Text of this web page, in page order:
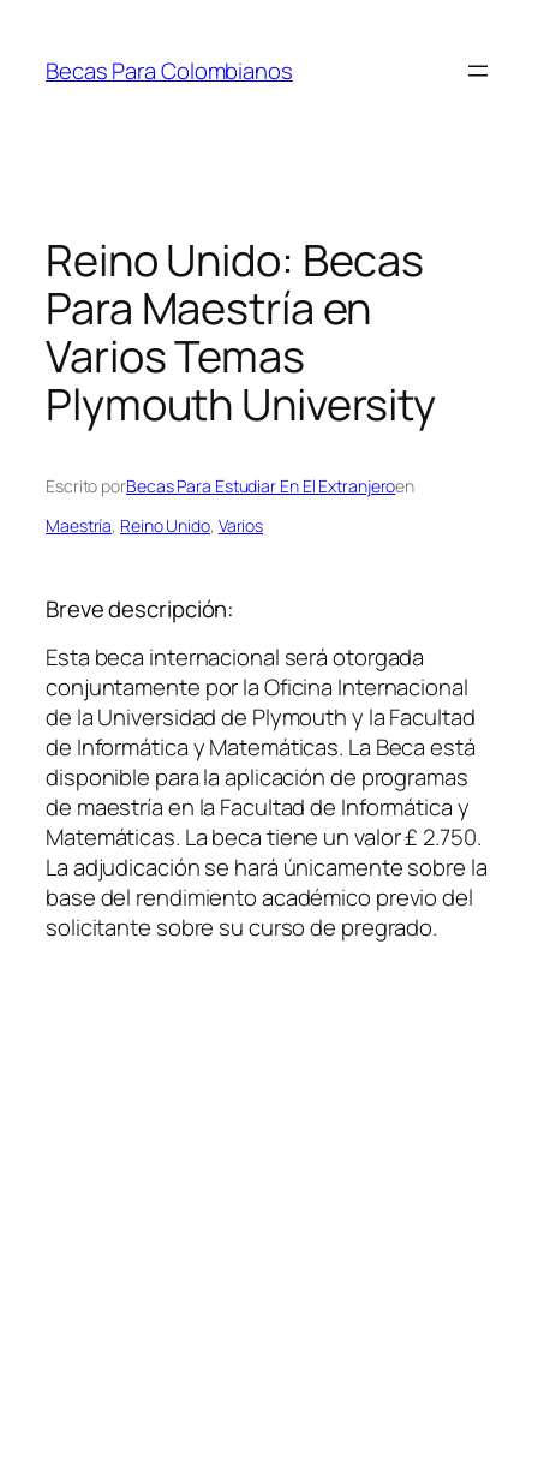
contenido
Becas Para Colombianos
Reino Unido: Becas
Para Maestría en
Varios Temas
Plymouth University
Escrito porBecas Para Estudiar En El Extranjeroen
Maestría, Reino Unido, Varios
Breve descripción:
Esta beca internacional será otorgada
conjuntamente por la Oficina Internacional
de la Universidad de Plymouth y la Facultad
de Informática y Matemáticas. La Beca está
disponible para la aplicación de programas
de maestría en la Facultad de Informática y
Matemáticas. La beca tiene un valor £ 2.750.
La adjudicación se hará únicamente sobre la
base del rendimiento académico previo del
solicitante sobre su curso de pregrado.